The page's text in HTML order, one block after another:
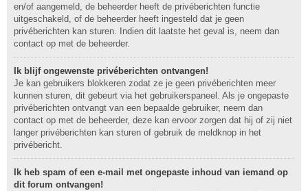
en/of aangemeld, de beheerder heeft de privéberichten functie
uitgeschakeld, of de beheerder heeft ingesteld dat je geen
privéberichten kan sturen. Indien dit laatste het geval is, neem dan
contact op met de beheerder.
Ik blijf ongewenste privéberichten ontvangen!
Je kan gebruikers blokkeren zodat ze je geen privéberichten meer
kunnen sturen, dit gebeurt via het gebruikerspaneel. Als je ongepaste
privéberichten ontvangt van een bepaalde gebruiker, neem dan
contact op met de beheerder, deze kan ervoor zorgen dat hij of zij niet
langer privéberichten kan sturen of gebruik de meldknop in het
privébericht.
Ik heb spam of een e-mail met ongepaste inhoud van iemand op
dit forum ontvangen!